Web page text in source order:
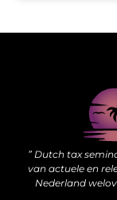
” Dutch tax
van actuele en
Nederland